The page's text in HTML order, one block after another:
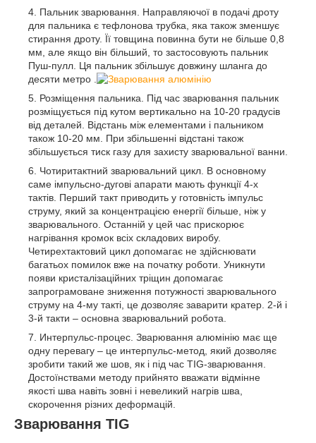
Пальник зварювання. Направляючої в подачі дроту
для пальника є тефлонова трубка, яка також зменшує
стирання дроту. Її товщина повинна бути не більше 0,8
мм, але якщо він більший, то застосовують пальник
Пуш-пулл. Ця пальник збільшує довжину шланга до
десяти метро .
Розміщення пальника. Під час зварювання пальник
розміщується під кутом вертикально на 10-20 градусів
від деталей. Відстань між елементами і пальником
також 10-20 мм. При збільшенні відстані також
збільшується тиск газу для захисту зварювальної ванни.
Чотиритактний зварювальний цикл. В основному
саме імпульсно-дугові апарати мають функції 4-х
тактів. Перший такт приводить у готовність імпульс
струму, який за концентрацією енергії більше, ніж у
зварювального. Останній у цей час прискорює
нагрівання кромок всіх складових виробу.
Четирехтактовий цикл допомагає не здійснювати
багатьох помилок вже на початку роботи. Уникнути
появи кристалізаційних тріщин допомагає
запрограмоване зниження потужності зварювального
струму на 4-му такті, це дозволяє заварити кратер. 2-й і
3-й такти – основна зварювальний робота.
Интерпульс-процес. Зварювання алюмінію має ще
одну перевагу – це интерпульс-метод, який дозволяє
зробити такий же шов, як і під час TIG-зварювання.
Достоїнствами методу прийнято вважати відмінне
якості шва навіть зовні і невеликий нагрів шва,
скорочення різних деформацій.
Зварювання TIG